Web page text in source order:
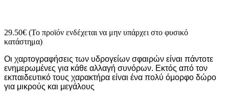
29.50€ (Το προϊόν ενδέχεται να μην υπάρχει στο φυσικό
κατάστημα)
Οι χαρτογραφήσεις των υδρογείων σφαιρών είναι πάντοτε
ενημερωμένες για κάθε αλλαγή συνόρων. Εκτός από τον
εκπαιδευτικό τους χαρακτήρα είναι ένα πολύ όμορφο δώρο
για μικρούς και μεγάλους